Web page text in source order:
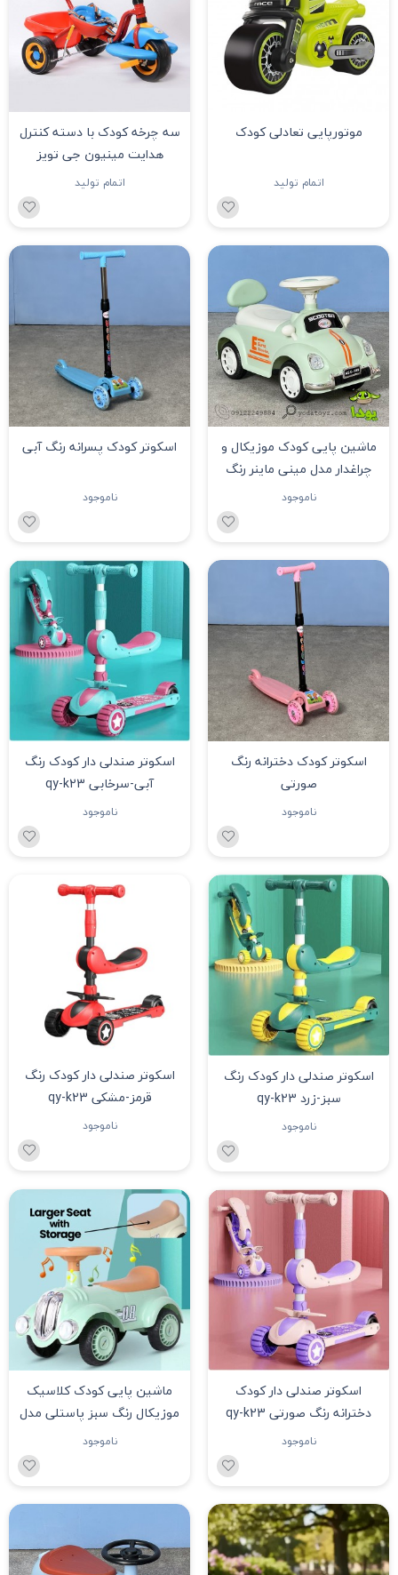
موتورپایی تعادلی کودک
اتمام تولید
سه چرخه کودک با دسته کنترل
هدایت مینیون جی تویز
اتمام تولید
ماشین پایی کودک موزیکال و
چراغدار مدل مینی ماینر رنگ
سبز asx-188ناموجود
اسکوتر کودک پسرانه رنگ آبی
ناموجود
اسکوتر کودک دخترانه رنگ
صورتی
ناموجود
اسکوتر صندلی دار کودک رنگ
آبی-سرخابی qy-k23
ناموجود
اسکوتر صندلی دار کودک رنگ
سبز-زرد qy-k23
ناموجود
اسکوتر صندلی دار کودک رنگ
قرمز-مشکی qy-k23
ناموجود
اسکوتر صندلی دار کودک
دخترانه رنگ صورتی qy-k23
ناموجود
ماشین پایی کودک کلاسیک
موزیکال رنگ سبز پاستلی مدل
2161
ناموجود